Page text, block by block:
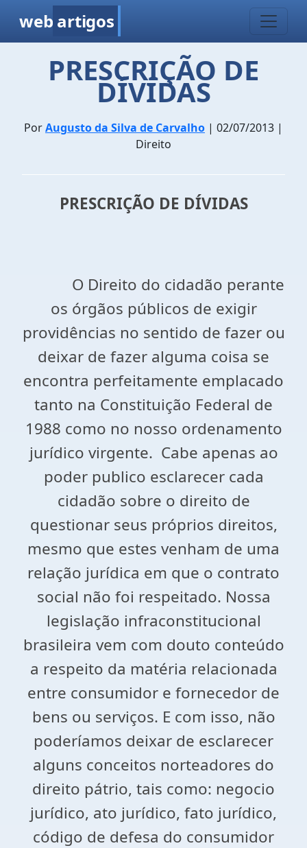
web artigos
PRESCRIÇÃO DE
DÍVIDAS
PorAugusto da Silva de Carvalho | 02/07/2013 |
Direito
PRESCRIÇÃO DE DÍVIDAS
O Direito do cidadão perante
os órgãos públicos de exigir
providências no sentido de fazer ou
deixar de fazer alguma coisa se
encontra perfeitamente emplacado
tanto na Constituição Federal de
1988 como no nosso ordenamento
jurídico virgente. Cabe apenas ao
poder publico esclarecer cada
cidadão sobre o direito de
questionar seus próprios direitos,
mesmo que estes venham de uma
relação jurídica em que o contrato
social não foi respeitado. Nossa
legislação infraconstitucional
brasileira vem com douto conteúdo
a respeito da matéria relacionada
entre consumidor e fornecedor de
bens ou serviços. E com isso, não
poderíamos deixar de esclarecer
alguns conceitos norteadores do
direito pátrio, tais como: negocio
jurídico, ato jurídico, fato jurídico,
código de defesa do consumidor